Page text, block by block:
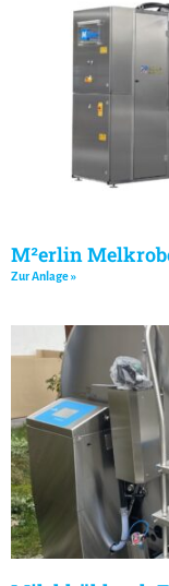
M²erlin
Zur Anlage »